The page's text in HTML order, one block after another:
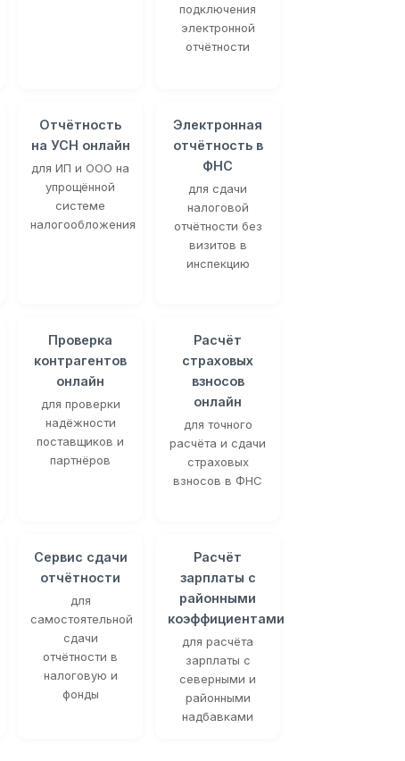
подключения
электронной
отчётности
Отчётность
на УСН онлайн
для ИП и ООО на
упрощённой
системе
налогообложения
Электронная
отчётность в
ФНС
для сдачи
налоговой
отчётности без
визитов в
инспекцию
Проверка
контрагентов
онлайн
для проверки
надёжности
поставщиков и
партнёров
Расчёт
страховых
взносов
онлайн
для точного
расчёта и сдачи
страховых
взносов в ФНС
Сервис сдачи
отчётности
для
самостоятельной
сдачи
отчётности в
налоговую и
фонды
Расчёт
зарплаты с
районными
коэффициентами
для расчёта
зарплаты с
северными и
районными
надбавками